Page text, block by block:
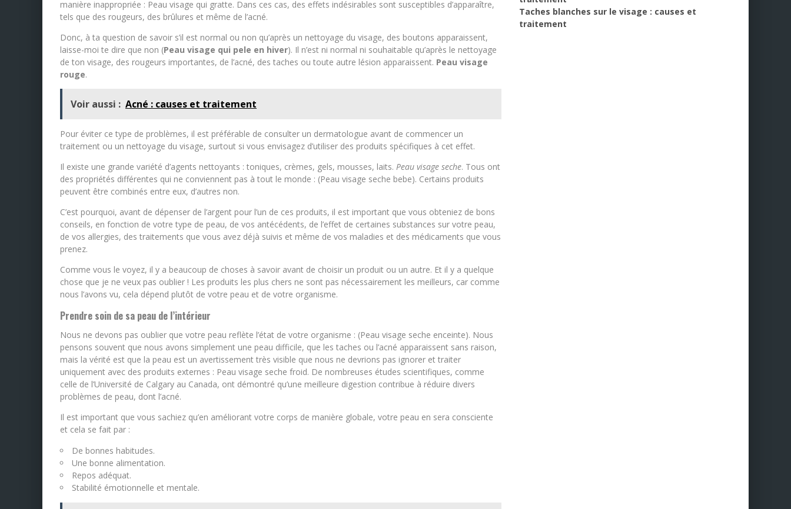
manière inappropriée : Peau visage qui gratte. Dans ces cas, des effets indésirables sont susceptibles d’apparaître,
tels que des rougeurs, des brûlures et même de l’acné.
Donc, à ta question de savoir s’il est normal ou non qu’après un nettoyage du visage, des boutons apparaissent,
laisse-moi te dire que non (Peau visage qui pele en hiver). Il n’est ni normal ni souhaitable qu’après le nettoyage
de ton visage, des rougeurs importantes, de l’acné, des taches ou toute autre lésion apparaissent. Peau visage
rouge.
Voir aussi : Acné : causes et traitement
Pour éviter ce type de problèmes, il est préférable de consulter un dermatologue avant de commencer un
traitement ou un nettoyage du visage, surtout si vous envisagez d’utiliser des produits spécifiques à cet effet.
Il existe une grande variété d’agents nettoyants : toniques, crèmes, gels, mousses, laits. Peau visage seche. Tous ont
des propriétés différentes qui ne conviennent pas à tout le monde : (Peau visage seche bebe). Certains produits
peuvent être combinés entre eux, d’autres non.
C’est pourquoi, avant de dépenser de l’argent pour l’un de ces produits, il est important que vous obteniez de bons
conseils, en fonction de votre type de peau, de vos antécédents, de l’effet de certaines substances sur votre peau,
de vos allergies, des traitements que vous avez déjà suivis et même de vos maladies et des médicaments que vous
prenez.
Comme vous le voyez, il y a beaucoup de choses à savoir avant de choisir un produit ou un autre. Et il y a quelque
chose que je ne veux pas oublier ! Les produits les plus chers ne sont pas nécessairement les meilleurs, car comme
nous l’avons vu, cela dépend plutôt de votre peau et de votre organisme.
Prendre soin de sa peau de l’intérieur
Nous ne devons pas oublier que votre peau reflète l’état de votre organisme : (Peau visage seche enceinte). Nous
pensons souvent que nous avons simplement une peau difficile, que les taches ou l’acné apparaissent sans raison,
mais la vérité est que la peau est un avertissement très visible que nous ne devrions pas ignorer et traiter
uniquement avec des produits externes : Peau visage seche froid. De nombreuses études scientifiques, comme
celle de l’Université de Calgary au Canada, ont démontré qu’une meilleure digestion contribue à réduire divers
problèmes de peau, dont l’acné.
Il est important que vous sachiez qu’en améliorant votre corps de manière globale, votre peau en sera consciente
et cela se fait par :
De bonnes habitudes.
Une bonne alimentation.
Repos adéquat.
Stabilité émotionnelle et mentale.
Taches blanches sur le visage : causes et
traitement